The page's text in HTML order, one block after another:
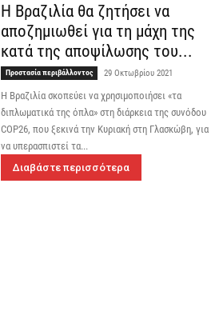
Η Βραζιλία θα ζητήσει να
αποζημιωθεί για τη μάχη της
κατά της αποψίλωσης του...
Προστασία περιβάλλοντος 29 Οκτωβρίου 2021
Η Βραζιλία σκοπεύει να χρησιμοποιήσει «τα
διπλωματικά της όπλα» στη διάρκεια της συνόδου
COP26, που ξεκινά την Κυριακή στη Γλασκώβη, για
να υπερασπιστεί τα...
Διαβάστε περισσότερα